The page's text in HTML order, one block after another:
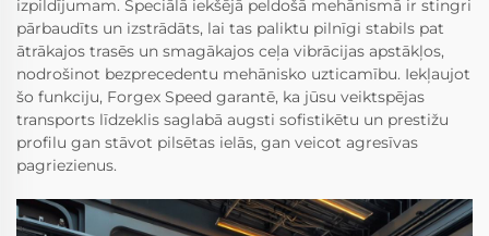
izpildījumam. Speciālā iekšējā peldošā mehānismā ir stingri
pārbaudīts un izstrādāts, lai tas paliktu pilnīgi stabils pat
ātrākajos trasēs un smagākajos ceļa vibrācijas apstākļos,
nodrošinot bezprecedentu mehānisko uzticamību. Iekļaujot
šo funkciju, Forgex Speed garantē, ka jūsu veiktspējas
transports līdzeklis saglabā augsti sofistikētu un prestižu
profilu gan stāvot pilsētas ielās, gan veicot agresīvas
pagriezienus.